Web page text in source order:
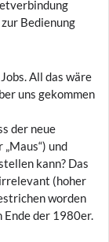
Bedienung
All das wäre
uns gekommen
der neue
und
kann? Das
(hoher
worden
Ende der 1980er.